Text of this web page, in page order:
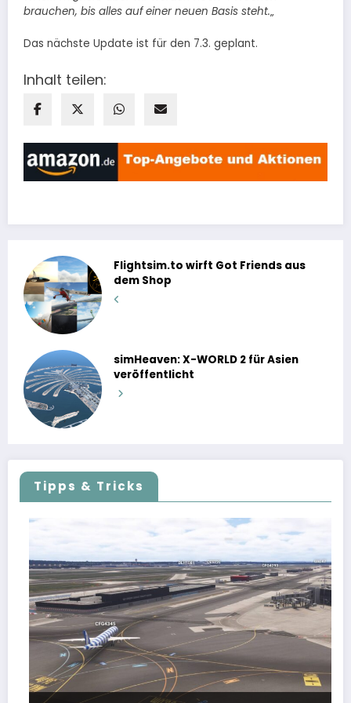
brauchen, bis alles auf einer neuen Basis steht.„
Das nächste Update ist für den 7.3. geplant.
Inhalt teilen:
Flightsim.to wirft Got Friends aus
dem Shop
simHeaven: X-WORLD 2 für Asien
veröffentlicht
Tipps & Tricks